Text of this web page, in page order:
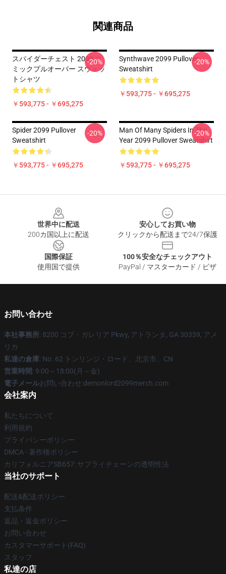
関連商品
スパイダーチェスト 2099 コ
ミックプルオーバー スウェッ
トシャツ
￥593,775 - ￥695,275
-20%
Synthwave 2099 Pullover
Sweatshirt
￥593,775 - ￥695,275
-20%
Spider 2099 Pullover
Sweatshirt
￥593,775 - ￥695,275
-20%
Man Of Many Spiders In The
Year 2099 Pullover Sweatshirt
￥593,775 - ￥695,275
-20%
世界中に配送
200カ国以上に配送
安心してお買い物
クリックから配送まで24/7保護
国際保証
使用国で提供
100％安全なチェックアウト
PayPal / マスターカード / ビザ
お問い合わせ
本社事務所: 8200 コブ・ガレリア Pkwy, アトランタ, GA 30339, アメ
リカ
私達の倉庫: No. 62 トンリンジ・ロード、北京市、CN
営業時間: 9:00～18:00(月～金)
電子メールお問い合わせ:demonlord2099merch.com
会社案内
私たちについて
利用規約
プライバシーポリシー
DMCA - 著作権ポリシー
カリフォルニアSB657: サプライチェーンの透明性法
当社のサポート
配送&配送ポリシー
支払条件
返品・返金ポリシー
お問い合わせ
カスタマーサポート(FAQ)
スタッフ
私達の店